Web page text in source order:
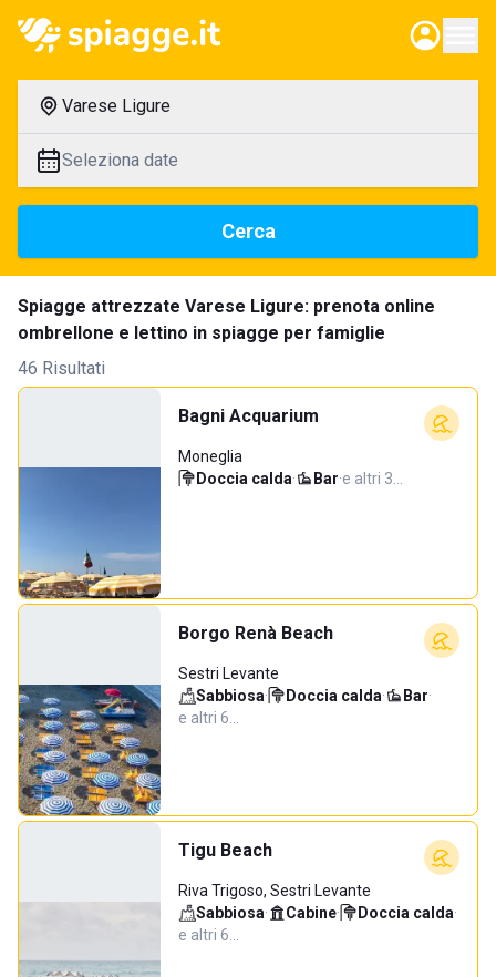
Varese Ligure
Seleziona date
Cerca
Spiagge attrezzate Varese Ligure: prenota online
ombrellone e lettino in spiagge per famiglie
46 Risultati
Bagni Acquarium
Moneglia
Doccia calda· Bar·e altri 3…
Borgo Renà Beach
Sestri Levante
Sabbiosa· Doccia calda· Bar·
e altri 6…
Tigu Beach
Riva Trigoso, Sestri Levante
Sabbiosa· Cabine· Doccia calda·
e altri 6…